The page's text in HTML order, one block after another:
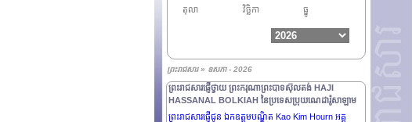
តុលា វិច្ឆិកា ធ្នូ
ព្រះរាជសារ » ឧសភា - 2026
ប្រមុខរដ្ឋស្តីទីនៃព្រះរាជាណាចក្រកម្ពុជា
ព្រះរាជសារផ្ញើជូន ឯកឧត្តម VLADIMIR PUTIN ប្រធានាធិបតី
ព្រះរាជសារផ្ញើជូន ឯកឧត្តម MIN AUNG HLAING
ប្រធានាធិបតីនៃសាធារណរដ្ឋសហភាពមីយ៉ាន់ម៉ា
ព្រះរាជសារផ្ញើថ្វាយ ព្រះករុណាព្រះបាទស៊ុលតង់ HAJI
HASSANAL BOLKIAH នៃប្រទេសប្រុយណេដារ៉ូសាឡាម
ព្រះរាជសារផ្ញើជូន ឯកឧត្តមបណ្ឌិត Kao Kim Hourn អគ្គ